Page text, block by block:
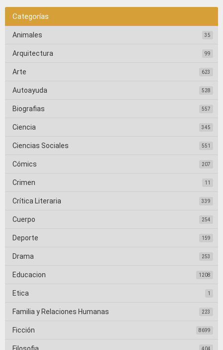
Categorías
Animales 35
Arquitectura 99
Arte 623
Autoayuda 528
Biografias 557
Ciencia 345
Ciencias Sociales 551
Cómics 207
Crimen 11
Crítica Literaria 339
Cuerpo 254
Deporte 159
Drama 253
Educacion 1208
Etica 1
Familia y Relaciones Humanas 223
Ficción 8699